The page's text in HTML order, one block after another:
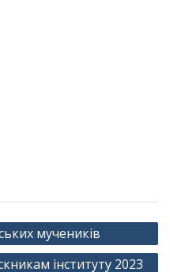
мучеників
інституту 2023